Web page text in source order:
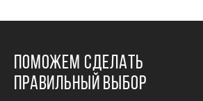
ПОМОЖЕМ СДЕЛАТЬ
ПРАВИЛЬНЫЙ ВЫБОР